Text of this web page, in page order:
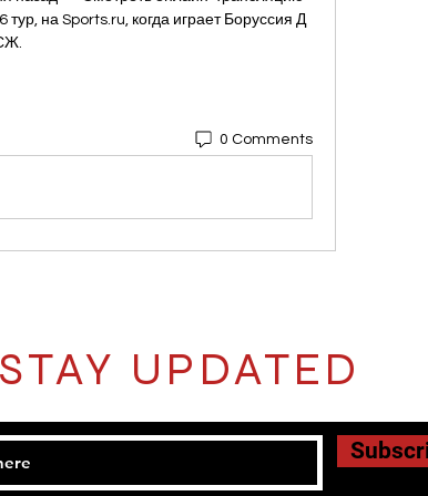
на Sports.ru, когда играет Боруссия Д
0 Comments
STAY UPDATED